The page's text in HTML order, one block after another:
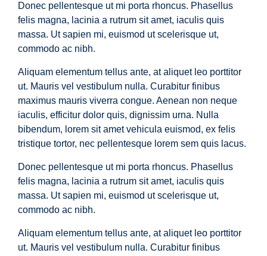
Donec pellentesque ut mi porta rhoncus. Phasellus
felis magna, lacinia a rutrum sit amet, iaculis quis
massa. Ut sapien mi, euismod ut scelerisque ut,
commodo ac nibh.
Aliquam elementum tellus ante, at aliquet leo porttitor
ut. Mauris vel vestibulum nulla. Curabitur finibus
maximus mauris viverra congue. Aenean non neque
iaculis, efficitur dolor quis, dignissim urna. Nulla
bibendum, lorem sit amet vehicula euismod, ex felis
tristique tortor, nec pellentesque lorem sem quis lacus.
Donec pellentesque ut mi porta rhoncus. Phasellus
felis magna, lacinia a rutrum sit amet, iaculis quis
massa. Ut sapien mi, euismod ut scelerisque ut,
commodo ac nibh.
Aliquam elementum tellus ante, at aliquet leo porttitor
ut. Mauris vel vestibulum nulla. Curabitur finibus